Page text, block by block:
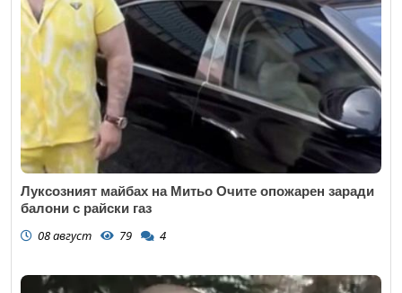
Луксозният майбах на Митьо Очите опожарен заради
балони с райски газ
08 август 79 4